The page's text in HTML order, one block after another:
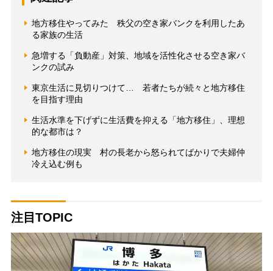
地方移住やってみた 秩父の空き家バンクを利用したあ
る家族の生活
急増する「負動産」対策、地域を活性化させる空き家バ
ンクの試み
東京生活に見切りつけて… 若者たちが続々と地方移住
を目指す理由
生活水準を下げずに生活費を抑える「地方移住」、理想
的な都市は？
地方移住の現実 村の長老から怒られてばかりで夫婦仲
冷え込む例も
注目TOPIC